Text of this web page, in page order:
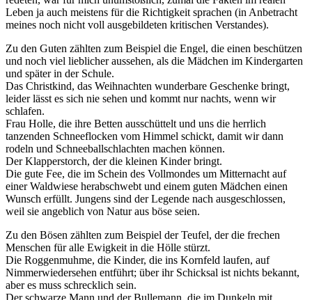
Leben ja auch meistens für die Richtigkeit sprachen (in Anbetracht
meines noch nicht voll ausgebildeten kritischen Verstandes).
Zu den Guten zählten zum Beispiel die Engel, die einen beschützen
und noch viel lieblicher aussehen, als die Mädchen im Kindergarten
und später in der Schule.
Das Christkind, das Weihnachten wunderbare Geschenke bringt,
leider lässt es sich nie sehen und kommt nur nachts, wenn wir
schlafen.
Frau Holle, die ihre Betten ausschüttelt und uns die herrlich
tanzenden Schneeflocken vom Himmel schickt, damit wir dann
rodeln und Schneeballschlachten machen können.
Der Klapperstorch, der die kleinen Kinder bringt.
Die gute Fee, die im Schein des Vollmondes um Mitternacht auf
einer Waldwiese herabschwebt und einem guten Mädchen einen
Wunsch erfüllt. Jungens sind der Legende nach ausgeschlossen,
weil sie angeblich von Natur aus böse seien.
Zu den Bösen zählten zum Beispiel der Teufel, der die frechen
Menschen für alle Ewigkeit in die Hölle stürzt.
Die Roggenmuhme, die Kinder, die ins Kornfeld laufen, auf
Nimmerwiedersehen entführt; über ihr Schicksal ist nichts bekannt,
aber es muss schrecklich sein.
Der schwarze Mann und der Bullemann, die im Dunkeln mit